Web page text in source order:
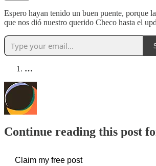
Espero hayan tenido un buen puente, porque
que nos dió nuestro querido Checo hasta el
…
Continue reading this post
Claim my free post